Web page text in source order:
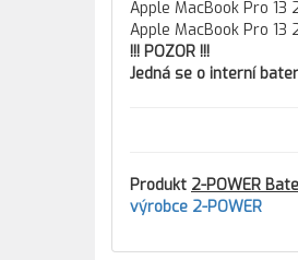
Apple MacBook Pro 13
Apple MacBook Pro 13
!!! POZOR !!!
Jedná se o interní
Produkt 2-POWER
výrobce 2-POWER